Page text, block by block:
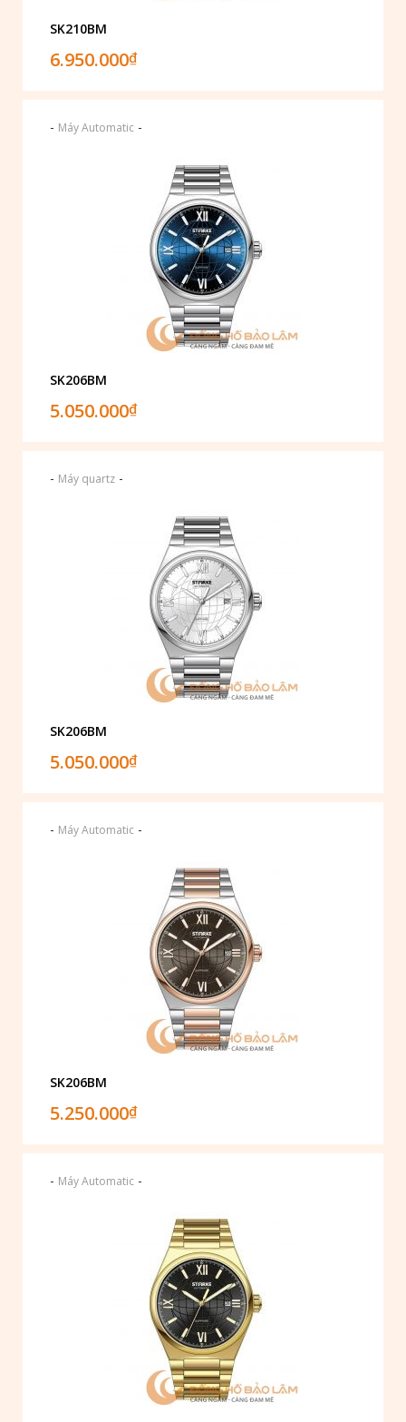
SK210BM
6.950.000₫
- Máy Automatic -
SK206BM
5.050.000₫
- Máy quartz -
SK206BM
5.050.000₫
- Máy Automatic -
SK206BM
5.250.000₫
- Máy Automatic -